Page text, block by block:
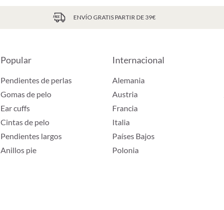
ENVÍO GRATIS PARTIR DE 39€
Popular
Pendientes de perlas
Gomas de pelo
Ear cuffs
Cintas de pelo
Pendientes largos
Anillos pie
Internacional
Alemania
Austria
Francia
Italia
Países Bajos
Polonia